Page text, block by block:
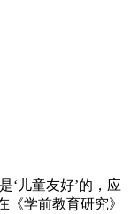
‘儿童友好’的，应
《学前教育研究》